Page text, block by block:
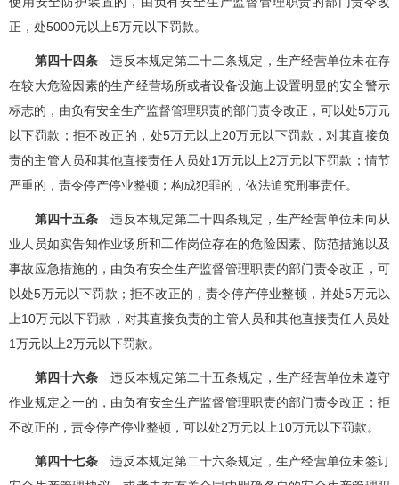
正，处5000元以上5万元以下罚款。
第四十四条违反本规定第二十二条规定，生产经营单位未在存
在较大危险因素的生产经营场所或者设备设施上设置明显的安全警示
标志的，由负有安全生产监督管理职责的部门责令改正，可以处5万元
以下罚款；拒不改正的，处5万元以上20万元以下罚款，对其直接负
责的主管人员和其他直接责任人员处1万元以上2万元以下罚款；情节
严重的，责令停产停业整顿；构成犯罪的，依法追究刑事责任。
第四十五条违反本规定第二十四条规定，生产经营单位未向从
业人员如实告知作业场所和工作岗位存在的危险因素、防范措施以及
事故应急措施的，由负有安全生产监督管理职责的部门责令改正，可
以处5万元以下罚款；拒不改正的，责令停产停业整顿，并处5万元以
上10万元以下罚款，对其直接负责的主管人员和其他直接责任人员处
1万元以上2万元以下罚款。
第四十六条违反本规定第二十五条规定，生产经营单位未遵守
作业规定之一的，由负有安全生产监督管理职责的部门责令改正；拒
不改正的，责令停产停业整顿，可以处2万元以上10万元以下罚款。
第四十七条违反本规定第二十六条规定，生产经营单位未签订